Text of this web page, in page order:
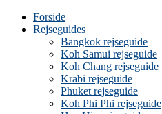
Forside
Rejseguides
Bangkok rejseguide
Koh Samui rejseguide
Koh Chang rejseguide
Krabi rejseguide
Phuket rejseguide
Koh Phi Phi rejseguide